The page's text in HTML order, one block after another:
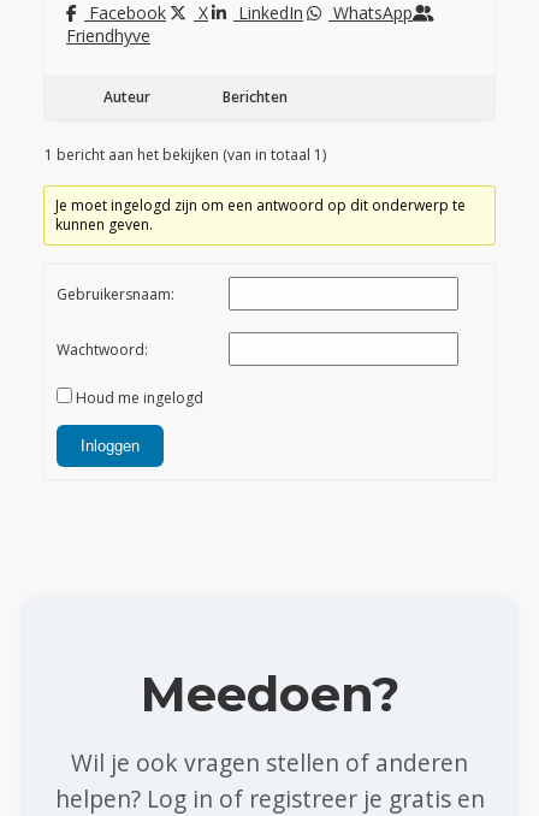
Facebook X LinkedIn
WhatsApp
Friendhyve
Auteur Berichten
1 bericht aan het bekijken (van in totaal 1)
Je moet ingelogd zijn om een antwoord op dit onderwerp te
kunnen geven.
Gebruikersnaam:
Wachtwoord:
Houd me ingelogd
Inloggen
Meedoen?
Wil je ook vragen stellen of anderen
helpen? Log in of registreer je gratis en